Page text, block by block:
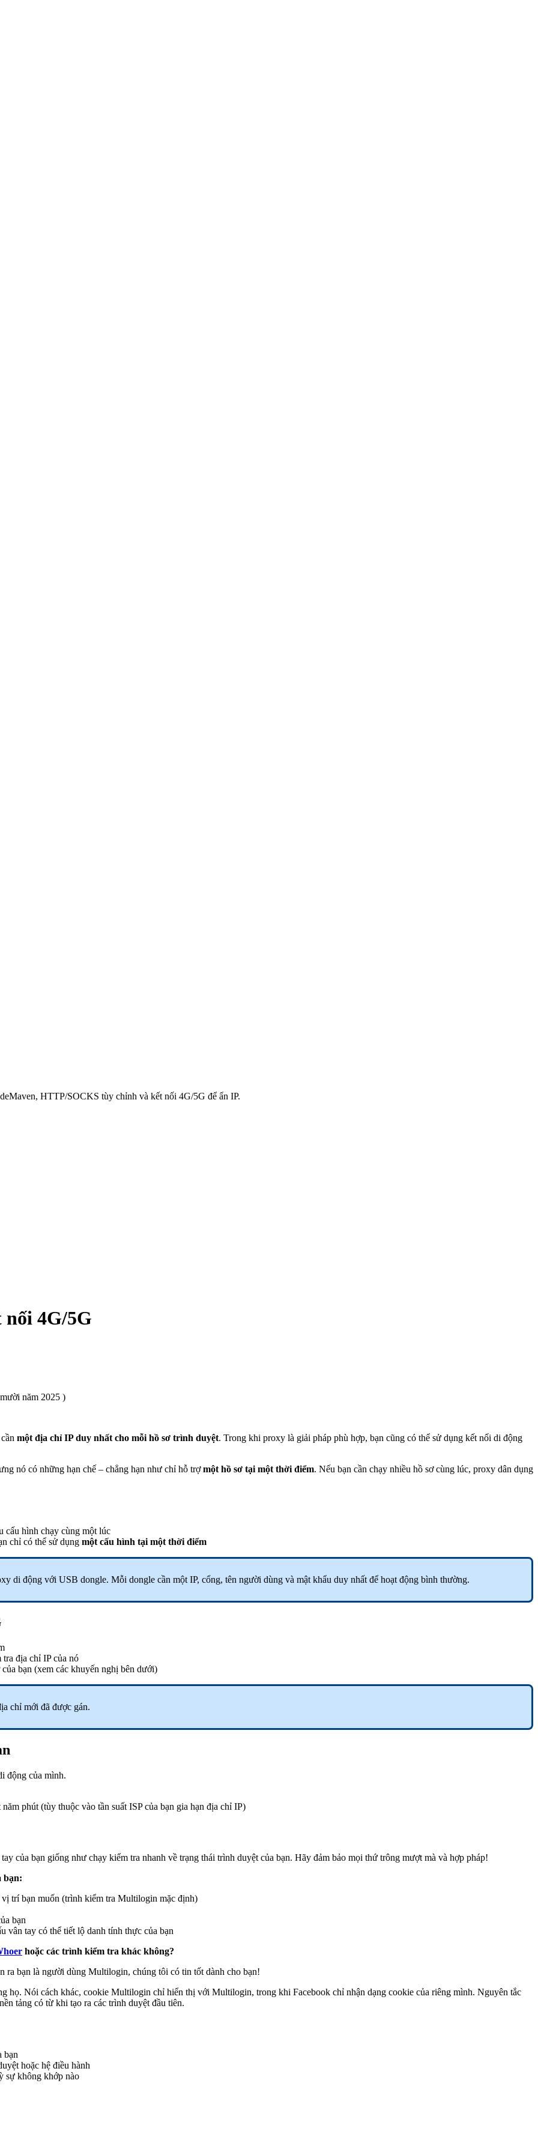
HTTP/SOCKS tùy chỉnh và kết nối 4G/5G để ẩn IP.
4G/5G
năm 2025 )
một địa chỉ IP duy nhất cho mỗi hồ sơ trình duyệt. Trong khi proxy là giải pháp phù hợp, bạn cũng có thể sử dụng kết nối di động
nó có những hạn chế – chẳng hạn như chỉ hỗ trợmột hồ sơ tại một thời điểm. Nếu bạn cần chạy nhiều hồ sơ cùng lúc, proxy dân dụng
cấu hình chạy cùng một lúc
chỉ có thể sử dụng một cấu hình tại một thời điểm
di động với USB dongle. Mỗi dongle cần một IP, cổng, tên người dùng và mật khẩu duy nhất để hoạt động bình thường.
địa chỉ IP của nó
bạn (xem các khuyến nghị bên dưới)
chỉ mới đã được gán.
động của mình.
phút (tùy thuộc vào tần suất ISP của bạn gia hạn địa chỉ IP)
của bạn giống như chạy kiểm tra nhanh về trạng thái trình duyệt của bạn. Hãy đảm bảo mọi thứ trông mượt mà và hợp pháp!
bạn:
trí bạn muốn (trình kiểm tra Multilogin mặc định)
bạn
vân tay có thể tiết lộ danh tính thực của bạn
hoặc các trình kiểm tra khác không?
ra bạn là người dùng Multilogin, chúng tôi có tin tốt dành cho bạn!
họ. Nói cách khác, cookie Multilogin chỉ hiển thị với Multilogin, trong khi Facebook chỉ nhận dạng cookie của riêng mình. Nguyên tắc
tảng có từ khi tạo ra các trình duyệt đầu tiên.
bạn
hoặc hệ điều hành
sự không khớp nào